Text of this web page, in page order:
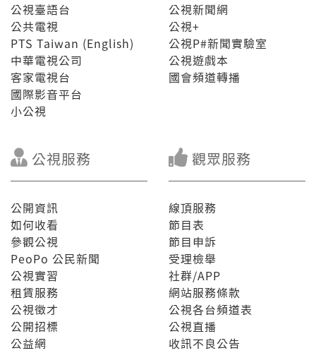
公視臺語台
公共電視
PTS Taiwan (English)
中華電視公司
客家電視台
國際影音平台
小公視
公視新聞網
公視+
公視P#新聞實驗室
公視遊戲本
國會頻道轉播
公視服務
公開資訊
如何收看
參觀公視
PeoPo 公民新聞
公視實習
租賃服務
公視徵才
公開招標
公益網
觀眾服務
線頂服務
節目表
節目申訴
受理檢舉
社群/APP
網站服務條款
公視各台頻道表
公視直播
收訊不良公告